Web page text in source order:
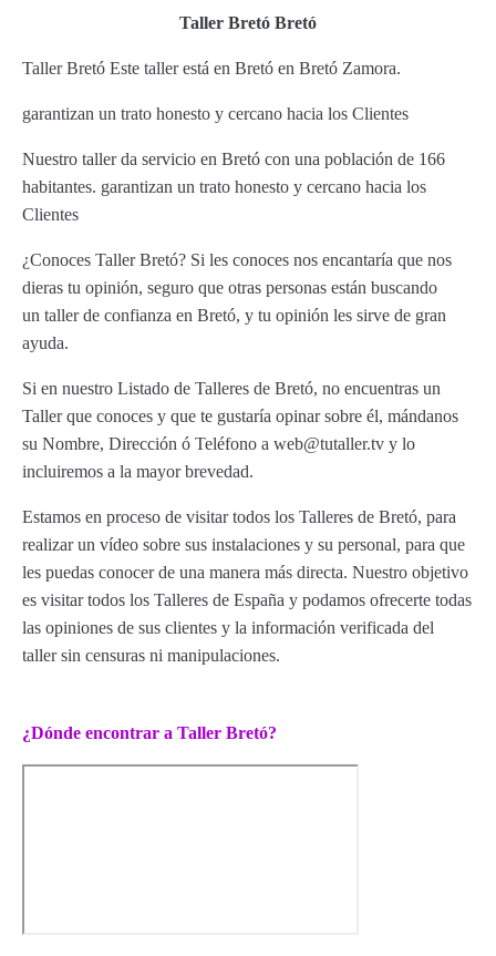
Taller Bretó Bretó
Taller Bretó Este taller está en Bretó en Bretó Zamora.
garantizan un trato honesto y cercano hacia los Clientes
Nuestro taller da servicio en Bretó con una población de 166
habitantes. garantizan un trato honesto y cercano hacia los
Clientes
¿Conoces Taller Bretó? Si les conoces nos encantaría que nos
dieras tu opinión, seguro que otras personas están buscando
un taller de confianza en Bretó, y tu opinión les sirve de gran
ayuda.
Si en nuestro Listado de Talleres de Bretó, no encuentras un
Taller que conoces y que te gustaría opinar sobre él, mándanos
su Nombre, Dirección ó Teléfono a web@tutaller.tv y lo
incluiremos a la mayor brevedad.
Estamos en proceso de visitar todos los Talleres de Bretó, para
realizar un vídeo sobre sus instalaciones y su personal, para que
les puedas conocer de una manera más directa. Nuestro objetivo
es visitar todos los Talleres de España y podamos ofrecerte todas
las opiniones de sus clientes y la información verificada del
taller sin censuras ni manipulaciones.
¿Dónde encontrar a Taller Bretó?